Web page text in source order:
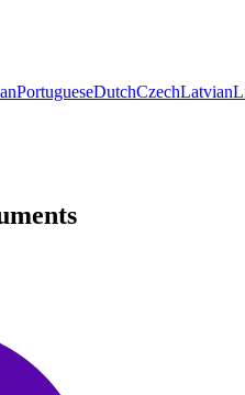
PortugueseDutchCzechLatvian